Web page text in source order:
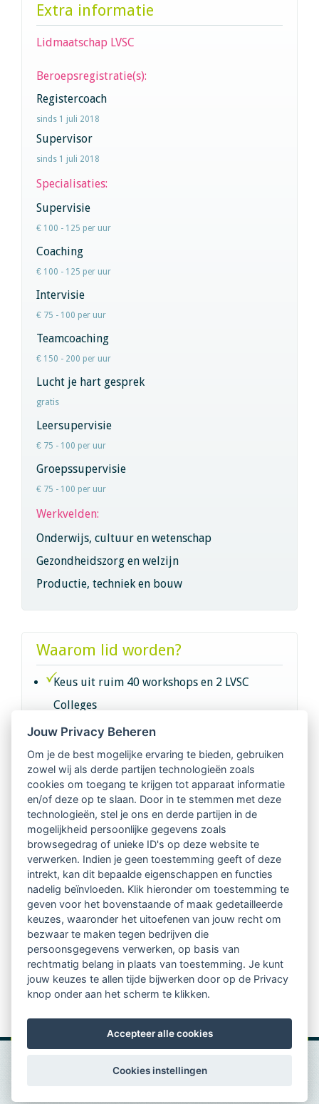
Extra informatie
Lidmaatschap LVSC
Beroepsregistratie(s):
Registercoach
sinds 1 juli 2018
Supervisor
sinds 1 juli 2018
Specialisaties:
Supervisie
€ 100 - 125 per uur
Coaching
€ 100 - 125 per uur
Intervisie
€ 75 - 100 per uur
Teamcoaching
€ 150 - 200 per uur
Lucht je hart gesprek
gratis
Leersupervisie
€ 75 - 100 per uur
Groepssupervisie
€ 75 - 100 per uur
Werkvelden:
Onderwijs, cultuur en wetenschap
Gezondheidszorg en welzijn
Productie, techniek en bouw
Waarom lid worden?
Keus uit ruim 40 workshops en 2 LVSC
Colleges
Intervisie met geregistreerde vakgenoten
Netwerk van 2100 professionals in 14
regio's
Vindbaar voor opdrachtgevers
Tijdschrift voor
Begeleidingskunde & kennisbank
Beroepsregistratie (LVSC keurmerk)
Lid worden van LVSC
Jouw Privacy Beheren
Om je de best mogelijke ervaring te bieden, gebruiken
zowel wij als derde partijen technologieën zoals
cookies om toegang te krijgen tot apparaat informatie
en/of deze op te slaan. Door in te stemmen met deze
technologieën, stel je ons en derde partijen in de
mogelijkheid persoonlijke gegevens zoals
browsegedrag of unieke ID's op deze website te
verwerken. Indien je geen toestemming geeft of deze
intrekt, kan dit bepaalde eigenschappen en functies
nadelig beïnvloeden. Klik hieronder om toestemming te
geven voor het bovenstaande of maak gedetailleerde
keuzes, waaronder het uitoefenen van jouw recht om
bezwaar te maken tegen bedrijven die
persoonsgegevens verwerken, op basis van
rechtmatig belang in plaats van toestemming. Je kunt
jouw keuzes te allen tijde bijwerken door op de Privacy
knop onder aan het scherm te klikken.
Accepteer alle cookies
Cookies instellingen